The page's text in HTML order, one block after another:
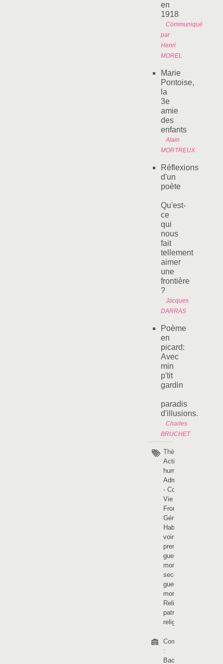
en
1918
Communiqué
par
Henri
MOREL
Marie
Pontoise,
la
3e
amie
des
enfants
Alain
MORTREUX
Réflexions
d'un
poète
Qu'est-
ce
qui
nous
fait
tellement
aimer
une
frontière
?
Jacques
DARRAS
Poème
en
picard:
Avec
min
p'tit
gardin
paradis
d'illusions.
Charles
BRUCHET
Thèmes :
Activités
humaines
Administration
- Coutumes -
Vie sociale
Frontière
Généalogie
Habitats et
voiries
première
guerre
mondiale
seconde
guerre
mondiale
Religions et
patrimoine
religieux
Communes
:
Bachy